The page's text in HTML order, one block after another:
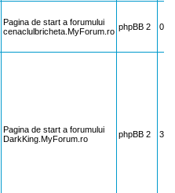
Pagina de start a forumului
cenaclulbricheta.MyForum.ro phpBB 2 0
Pagina de start a forumului
DarkKing.MyForum.ro
phpBB 2 3